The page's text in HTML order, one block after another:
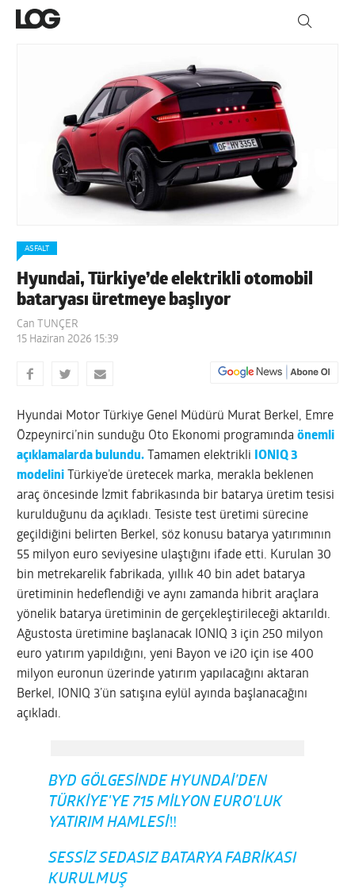
ASFALT
Hyundai, Türkiye’de elektrikli otomobil
bataryası üretmeye başlıyor
Can TUNÇER
15 Haziran 2026 15:39
Hyundai Motor Türkiye Genel Müdürü Murat Berkel, Emre
Özpeynirci’nin sunduğu Oto Ekonomi programındaönemli
açıklamalarda bulundu. Tamamen elektrikli
IONIQ 3
modelini Türkiye’de üretecek marka, merakla beklenen
araç öncesinde İzmit fabrikasında bir batarya üretim tesisi
kurulduğunu da açıkladı. Tesiste test üretimi sürecine
geçildiğini belirten Berkel, söz konusu batarya yatırımının
55 milyon euro seviyesine ulaştığını ifade etti. Kurulan 30
bin metrekarelik fabrikada, yıllık 40 bin adet batarya
üretiminin hedeflendiği ve aynı zamanda hibrit araçlara
yönelik batarya üretiminin de gerçekleştirileceği aktarıldı.
Ağustosta üretimine başlanacak IONIQ 3 için 250 milyon
euro yatırım yapıldığını, yeni Bayon ve i20 için ise 400
milyon euronun üzerinde yatırım yapılacağını aktaran
Berkel, IONIQ 3’ün satışına eylül ayında başlanacağını
açıkladı.
BYD GÖLGESINDE HYUNDAI’DEN
TÜRKIYE'YE 715 MILYON EURO'LUK
YATIRIM HAMLESI‼️
SESSIZ SEDASIZ BATARYA FABRIKASI
KURULMUŞ